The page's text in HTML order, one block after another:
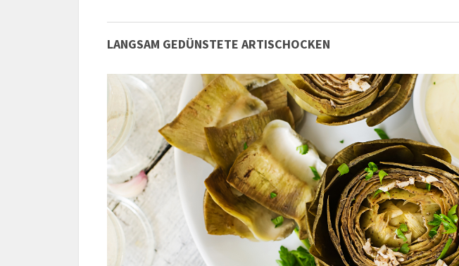
LANGSAM GEDÜNSTETE ARTISCHOCKEN